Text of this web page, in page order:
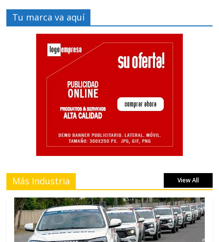
Tu marca va aquí
Más Industria View All